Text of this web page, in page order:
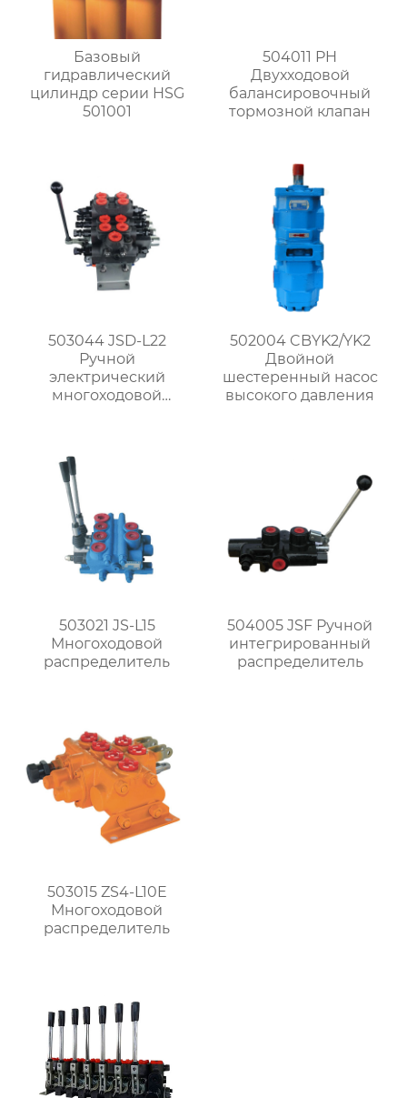
Базовый
гидравлический
цилиндр серии HSG
501001
504011 PH
Двухходовой
балансировочный
тормозной клапан
503044 JSD-L22
Ручной
электрический
многоходовой
502004 CBYK2/YK2
Двойной
шестеренный насос
высокого давления
503021 JS-L15
Многоходовой
распределитель
504005 JSF Ручной
интегрированный
распределитель
503015 ZS4-L10E
Многоходовой
распределитель